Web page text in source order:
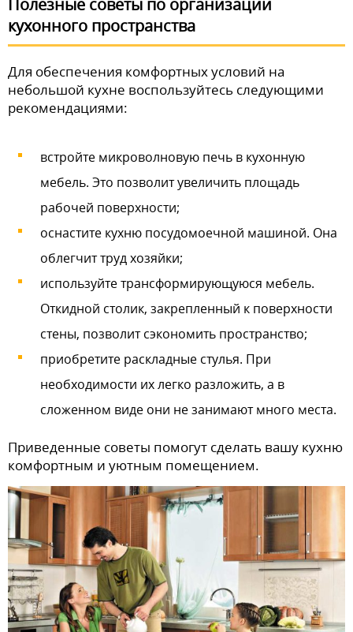
Полезные советы по организации
кухонного пространства
Для обеспечения комфортных условий на
небольшой кухне воспользуйтесь следующими
рекомендациями:
встройте микроволновую печь в кухонную
мебель. Это позволит увеличить площадь
рабочей поверхности;
оснастите кухню посудомоечной машиной. Она
облегчит труд хозяйки;
используйте трансформирующуюся мебель.
Откидной столик, закрепленный к поверхности
стены, позволит сэкономить пространство;
приобретите раскладные стулья. При
необходимости их легко разложить, а в
сложенном виде они не занимают много места.
Приведенные советы помогут сделать вашу кухню
комфортным и уютным помещением.